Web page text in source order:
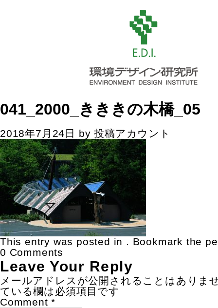
041_2000_きききの木橋_05
2018年7月24日 by投稿アカウント
This entry was posted in . Bookmark the
0 Comments
Leave Your Reply
メールアドレスが公開されることはありま
ている欄は必須項目です
Comment *